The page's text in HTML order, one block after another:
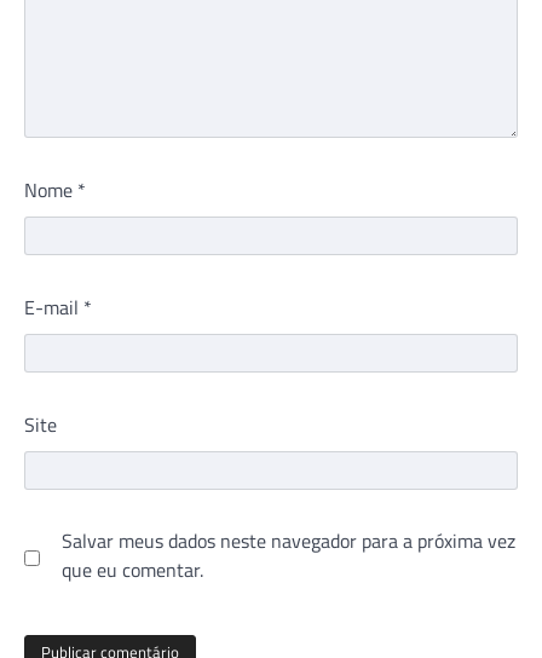
Nome *
E-mail *
Site
Salvar meus dados neste navegador para a próxima vez
que eu comentar.